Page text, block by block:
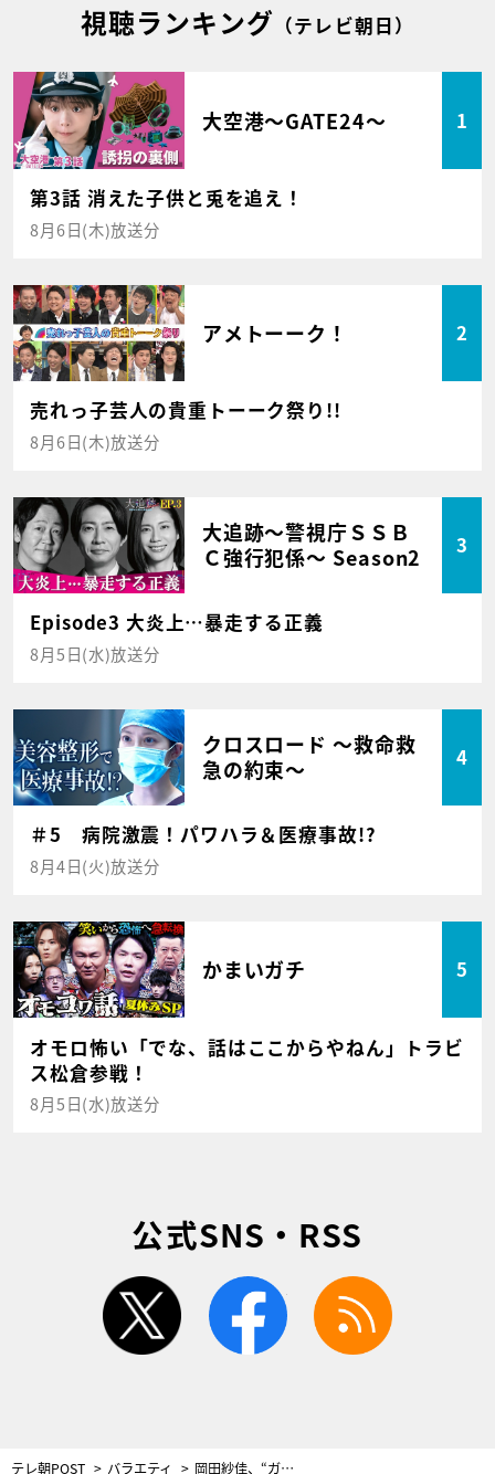
視聴ランキング （テレビ朝日）
大空港～GATE24～ 1
第3話 消えた子供と兎を追え！
8月6日(木)放送分
アメトーーク！ 2
売れっ子芸人の貴重トーーク祭り!!
8月6日(木)放送分
大追跡～警視庁ＳＳＢ
Ｃ強行犯係～ Season2
3
Episode3 大炎上…暴走する正義
8月5日(水)放送分
クロスロード ～救命救
急の約束～
4
＃5 病院激震！パワハラ＆医療事故!?
8月4日(火)放送分
かまいガチ 5
オモロ怖い「でな、話はここからやねん」トラビ
ス松倉参戦！
8月5日(水)放送分
公式SNS・RSS
twitter facebook
テレ朝POST バラエティ 岡田紗佳、“ガチガチ”に隠していた体の一部を公開 一同からは「キレイ！」と絶賛の声